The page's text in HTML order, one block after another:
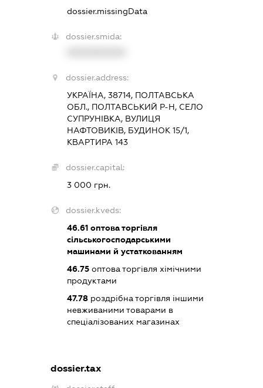
dossier.missingData
dossier.smida:
dossier.address:
УКРАЇНА, 38714, ПОЛТАВСЬКА
ОБЛ., ПОЛТАВСЬКИЙ Р-Н, СЕЛО
СУПРУНІВКА, ВУЛИЦЯ
НАФТОВИКІВ, БУДИНОК 15/1,
КВАРТИРА 143
dossier.capital:
3 000 грн.
dossier.kveds:
46.61 оптова торгівля
сільськогосподарськими
машинами й устаткованням
46.75 оптова торгівля хімічними
продуктами
47.78 роздрібна торгівля іншими
невживаними товарами в
спеціалізованих магазинах
dossier.tax